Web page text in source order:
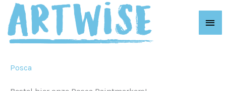
naar
de
Posca